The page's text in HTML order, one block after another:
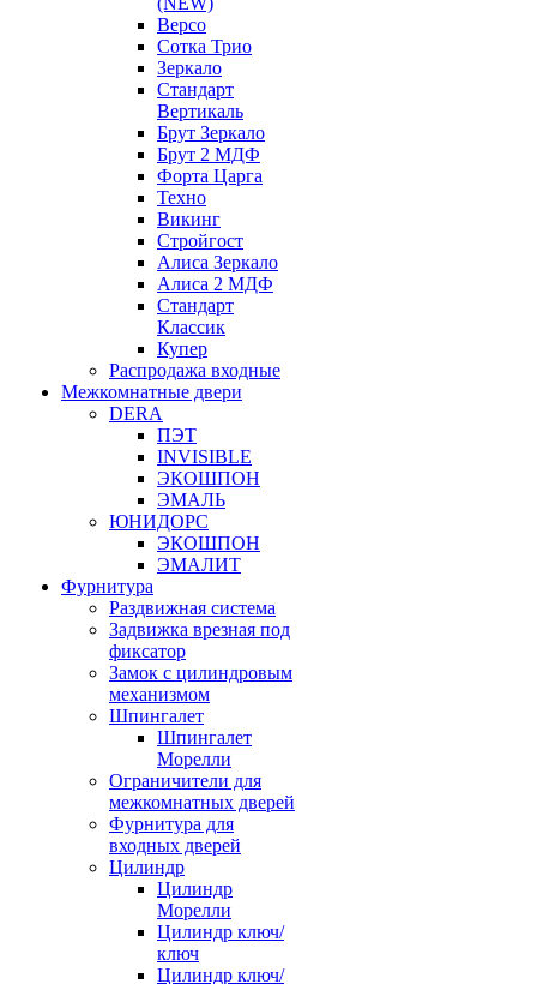
Версо
Сотка Трио
Зеркало
Стандарт
Вертикаль
Брут Зеркало
Брут 2 МДФ
Форта Царга
Техно
Викинг
Стройгост
Алиса Зеркало
Алиса 2 МДФ
Стандарт
Классик
Купер
Распродажа входные
Межкомнатные двери
DERA
ПЭТ
INVISIBLE
ЭКОШПОН
ЭМАЛЬ
ЮНИДОРС
ЭКОШПОН
ЭМАЛИТ
Фурнитура
Раздвижная система
Задвижка врезная под
фиксатор
Замок с цилиндровым
механизмом
Шпингалет
Шпингалет
Морелли
Ограничители для
межкомнатных дверей
Фурнитура для
входных дверей
Цилиндр
Цилиндр
Морелли
Цилиндр ключ/
ключ
Цилиндр ключ/